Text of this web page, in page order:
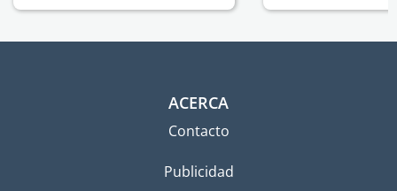
ACERCA
Contacto
Publicidad